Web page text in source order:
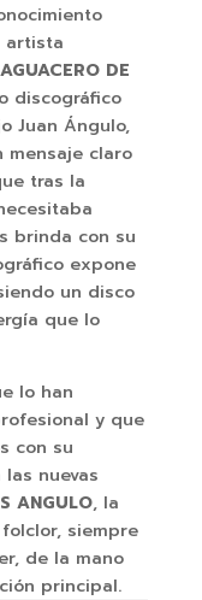
artista
DE
discográfico
Juan Ángulo,
mensaje claro
tras la
brinda con su
expone
un disco
que lo
lo han
y que
con su
nuevas
ANGULO, la
siempre
de la mano
principal.